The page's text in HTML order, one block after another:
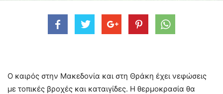
Ο καιρός στην Μακεδονία και στη Θράκη έχει νεφώσεις
με τοπικές βροχές και καταιγίδες. Η θερμοκρασία θα